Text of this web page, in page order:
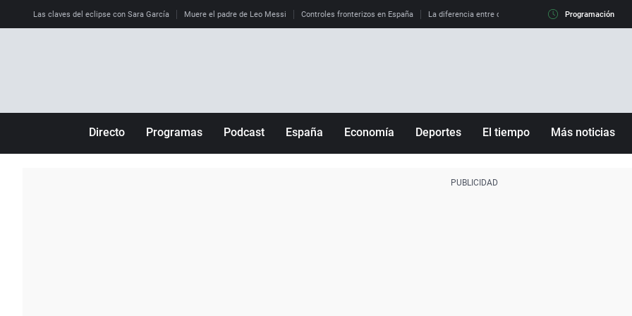
Las claves del eclipse con Sara García Muere el padre de Leo Messi Controles fronterizos en España La diferencia entre observar el eclipse al 99% y al 100%
Programación
Directo Programas Podcast España Economía Deportes El tiempo Más noticias